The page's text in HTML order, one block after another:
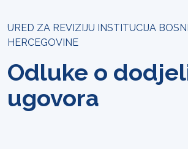
URED ZA REVIZIJU INSTITUCIJA
HERCEGOVINE
Odluke o
ugovora